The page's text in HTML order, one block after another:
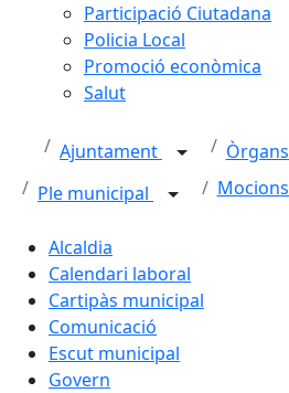
Participació Ciutadana
Policia Local
Promoció econòmica
Salut
Ajuntament
Ple municipal
Alcaldia
Calendari laboral
Cartipàs municipal
Comunicació
Escut municipal
Govern